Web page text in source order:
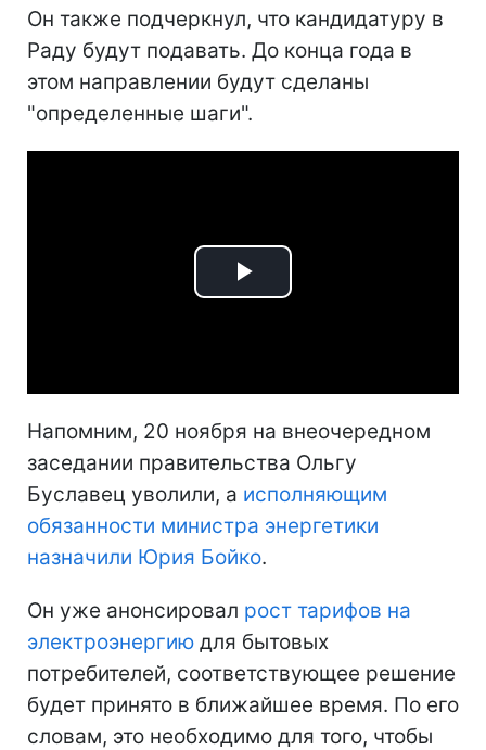
Он также подчеркнул, что кандидатуру в
Раду будут подавать. До конца года в
этом направлении будут сделаны
"определенные шаги".
Play
Напомним, 20 ноября на внеочередном
заседании правительства Ольгу
Буславец уволили, а исполняющим
обязанности министра энергетики
назначили Юрия Бойко.
Он уже анонсировал рост тарифов на
электроэнергию для бытовых
потребителей, соответствующее решение
будет принято в ближайшее время. По его
словам, это необходимо для того, чтобы